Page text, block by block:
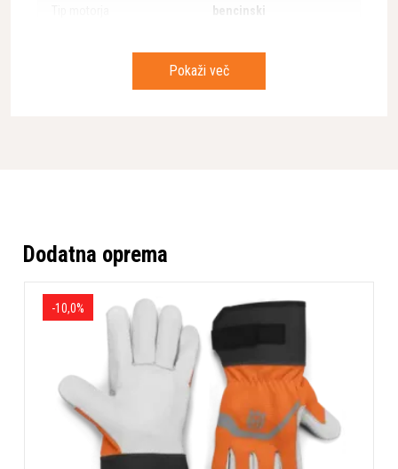
bencinski
97 cm
Krmiljenje s pedali
Pokaži več
Dodatna oprema
-10,0%